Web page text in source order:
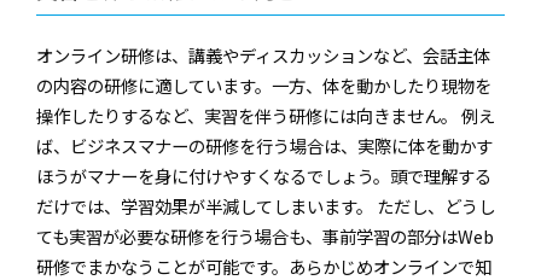
オンライン研修は、講義やディスカッションなど、会話主体
の内容の研修に適しています。一方、体を動かしたり現物を
操作したりするなど、実習を伴う研修には向きません。 例え
ば、ビジネスマナーの研修を行う場合は、実際に体を動かす
ほうがマナーを身に付けやすくなるでしょう。頭で理解する
だけでは、学習効果が半減してしまいます。 ただし、どうし
ても実習が必要な研修を行う場合も、事前学習の部分はWeb
研修でまかなうことが可能です。あらかじめオンラインで知